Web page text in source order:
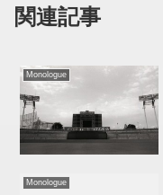
関連記事
Monologue
Monologue